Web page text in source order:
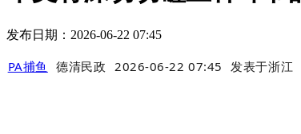
发布日期：2026-06-22 07:45
PA捕鱼 德清民政 2026-06-22 07:45 发表于浙江